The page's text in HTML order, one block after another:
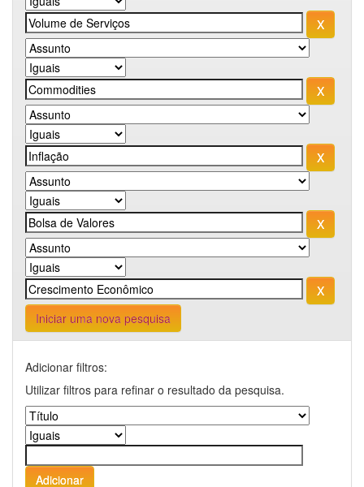
Iniciar uma nova pesquisa
Adicionar filtros:
Utilizar filtros para refinar o resultado da pesquisa.